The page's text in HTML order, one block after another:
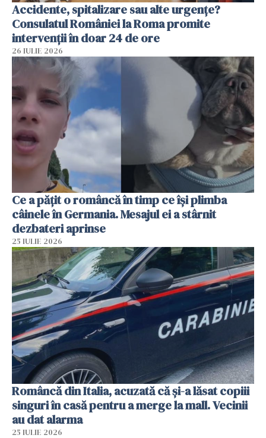
Accidente, spitalizare sau alte urgențe?
Consulatul României la Roma promite
intervenții în doar 24 de ore
26 IULIE 2026
Ce a pățit o româncă în timp ce își plimba
câinele în Germania. Mesajul ei a stârnit
dezbateri aprinse
25 IULIE 2026
Româncă din Italia, acuzată că și-a lăsat copiii
singuri în casă pentru a merge la mall. Vecinii
au dat alarma
25 IULIE 2026